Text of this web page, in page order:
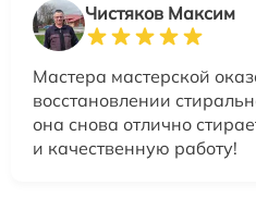
Чистяков Максим
Мастера мастерской
восстановлении
она снова отлично
и качественную работу!